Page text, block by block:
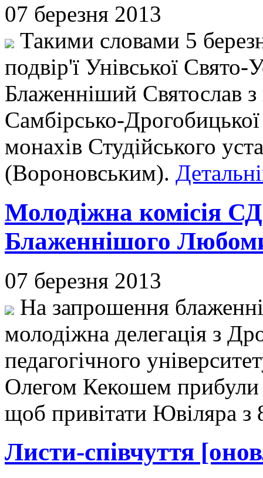
07 березня 2013
Такими словами 5
подвір'ї Унівської
Блаженніший Святослав
Самбірсько-
монахів Студійського
(Вороновським).
Молодіжна комісія
Блаженнішого
07 березня 2013
На запрошення
молодіжна делегація з
педагогічного
Олегом Кекошем
щоб привітати Ювіляра з
Листи-співчуття